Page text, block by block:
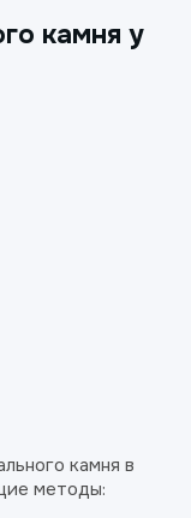
камня у
камня в
методы: